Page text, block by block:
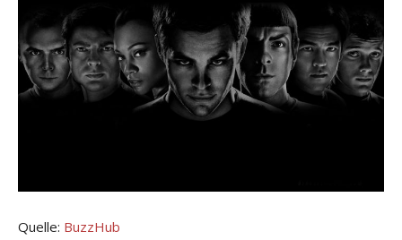
Quelle: BuzzHub